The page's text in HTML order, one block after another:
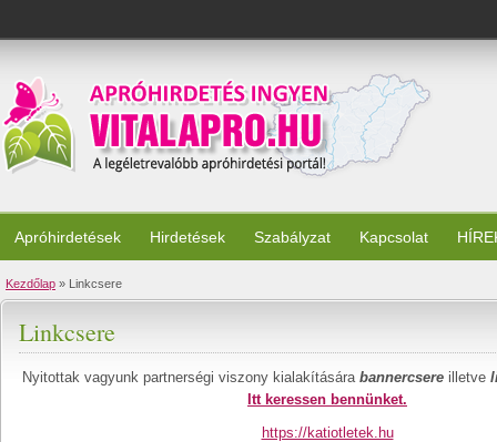
Apróhirdetések Hirdetések Szabályzat Kapcsolat
Kezdőlap » Linkcsere
Linkcsere
Nyitottak vagyunk partnerségi viszony kialakítására bannercsere illetve
Itt keressen bennünket.
https://katiotletek.hu